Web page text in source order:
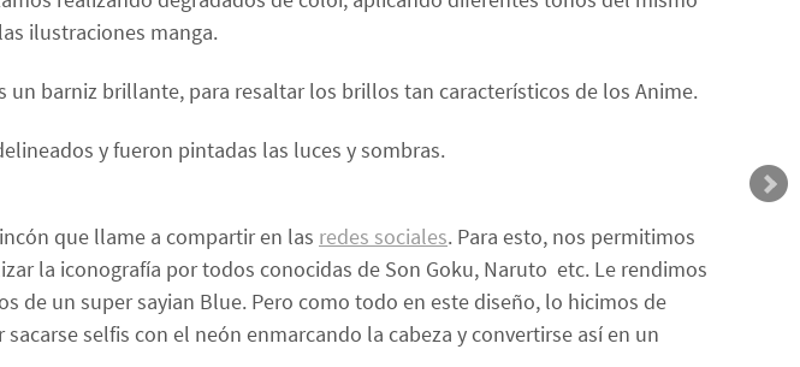
ilustraciones manga.
barniz brillante, para resaltar los brillos tan característicos de los Anime.
y fueron pintadas las luces y sombras.
que llame a compartir en las redes sociales. Para esto, nos permitimos
la iconografía por todos conocidas de Son Goku, Naruto etc. Le rendimos
un super sayian Blue. Pero como todo en este diseño, lo hicimos de
selfis con el neón enmarcando la cabeza y convertirse así en un